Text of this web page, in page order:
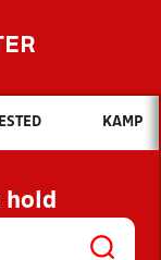
vil du søge efter?
NYHEDER
OG
KAMP
hold